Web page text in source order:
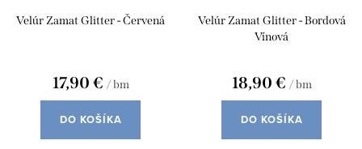
Velúr Zamat Glitter - Červená
17,90 € / bm
DO KOŠÍKA
Velúr Zamat Glitter - Bordová
Vínová
18,90 € / bm
DO KOŠÍKA